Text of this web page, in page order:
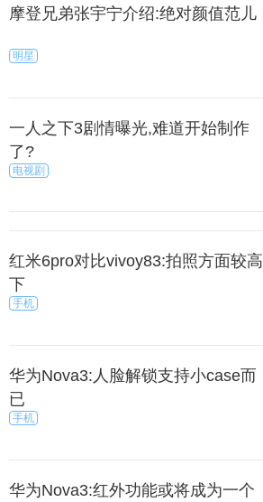
摩登兄弟张宇宁介绍:绝对颜值范儿
明星
一人之下3剧情曝光,难道开始制作
了?
电视剧
红米6pro对比vivoy83:拍照方面较高
下
手机
华为Nova3:人脸解锁支持小case而
已
手机
华为Nova3:红外功能或将成为一个